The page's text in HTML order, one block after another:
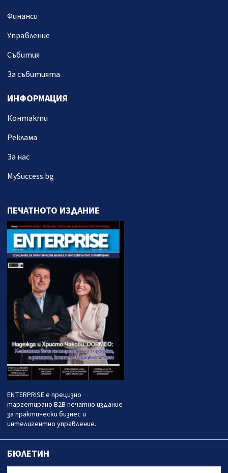
Финанси
Управление
Събития
За събитията
ИНФОРМАЦИЯ
Контакти
Реклама
За нас
MySuccess.bg
ПЕЧАТНОТО ИЗДАНИЕ
ENTERPRISE е прецизно
таргетирано B2B печатно издание
за практически бизнес и
интелигентно управление.
БЮЛЕТИН